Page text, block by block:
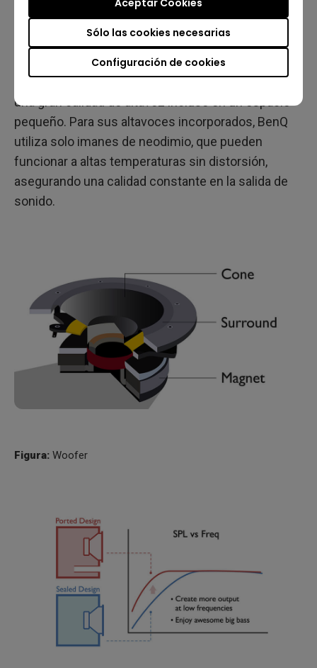
Configuración de cookies
Sólo las cookies necesarias
Aceptar Cookies
contundente y un audio naturalmente expansivo.
En cuanto a los sonidos graves, un diseño de cono
y puerto de aleación de aluminio de baja distorsión
permite que los graves se expandan, ofreciendo
una gran calidad de altavoz incluso en un espacio
pequeño. Para sus altavoces incorporados, BenQ
utiliza solo imanes de neodimio, que pueden
funcionar a altas temperaturas sin distorsión,
asegurando una calidad constante en la salida de
sonido.
Figura: Woofer